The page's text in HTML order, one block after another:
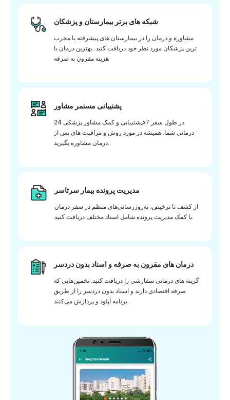
شبکه های برتر بیمارستان و پزشکان
مشاوره و درمان را در بیمارستان های پیشرفته با مجرب
ترین پزشکان مورد نظر خود دریافت کنید. بهترین درمان با
هزینه مقرون به صرفه
پشتیبانی مستمر مشاور
پشتیبانی و کمک مشاور پزشکی 24x7 در طول سفر
درمانی شما. همیشه در مورد روش و مراقبت های پس از
درمان مشاوره بگیرید.
مدیریت پرونده بیمار سرتاسر
از کشف تا ترخیص، به‌روزرسانی‌های منظم در سفر درمان
با کمک مدیریت پرونده شامل اسناد مختلف دریافت کنید.
درمان های مقرون به صرفه و اسناد بدون دردسر
گزینه های درمانی سفارشی را دریافت کنید. تخمین‌هایی که
صرفه اقتصادی دارند و اسناد بدون دردسر را از طریق
برنامه آپلود و پردازش می‌کنند.